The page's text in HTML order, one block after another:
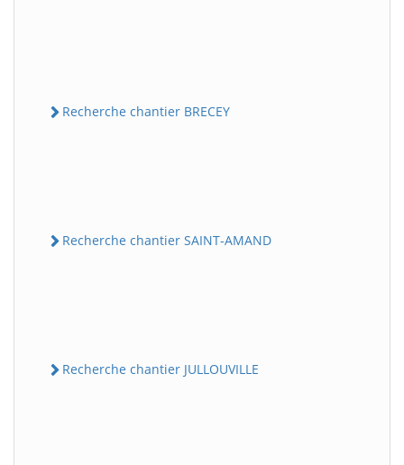
Recherche chantier BRECEY
Recherche chantier SAINT-AMAND
Recherche chantier JULLOUVILLE